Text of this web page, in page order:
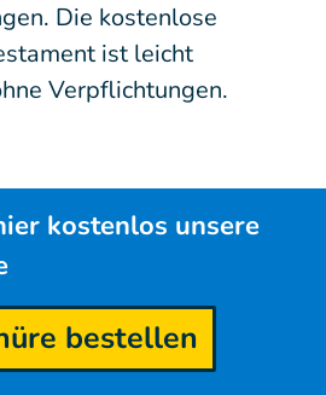
Die kostenlose
ist leicht
Verpflichtungen.
kostenlos unsere
bestellen